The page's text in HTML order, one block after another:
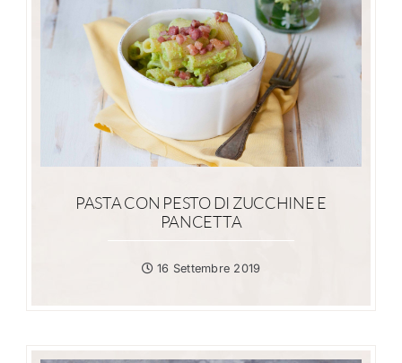
PASTA CON PESTO DI ZUCCHINE E
PANCETTA
16 Settembre 2019